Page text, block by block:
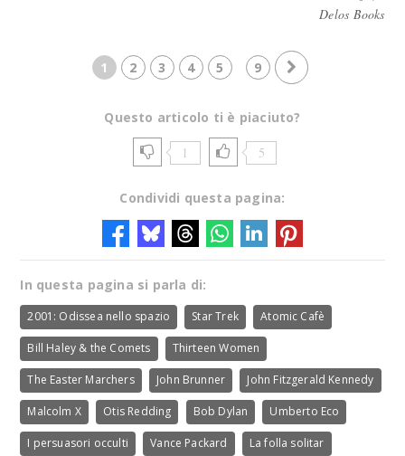
Delos Books
1 2 3 4 5 9
Questo articolo ti è piaciuto?
1 5
Condividi questa pagina:
In questa pagina si parla di:
2001: Odissea nello spazio Star Trek Atomic Cafè
Bill Haley & the Comets Thirteen Women
The Easter Marchers John Brunner John Fitzgerald Kennedy
Malcolm X Otis Redding Bob Dylan Umberto Eco
I persuasori occulti Vance Packard La folla solitar